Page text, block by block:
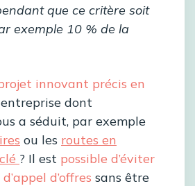
que ce critère soit
exemple 10 % de la
innovant précis en
dont
a séduit, par exemple
ou les routes en
? Il est possible d’éviter
d’offres sans être